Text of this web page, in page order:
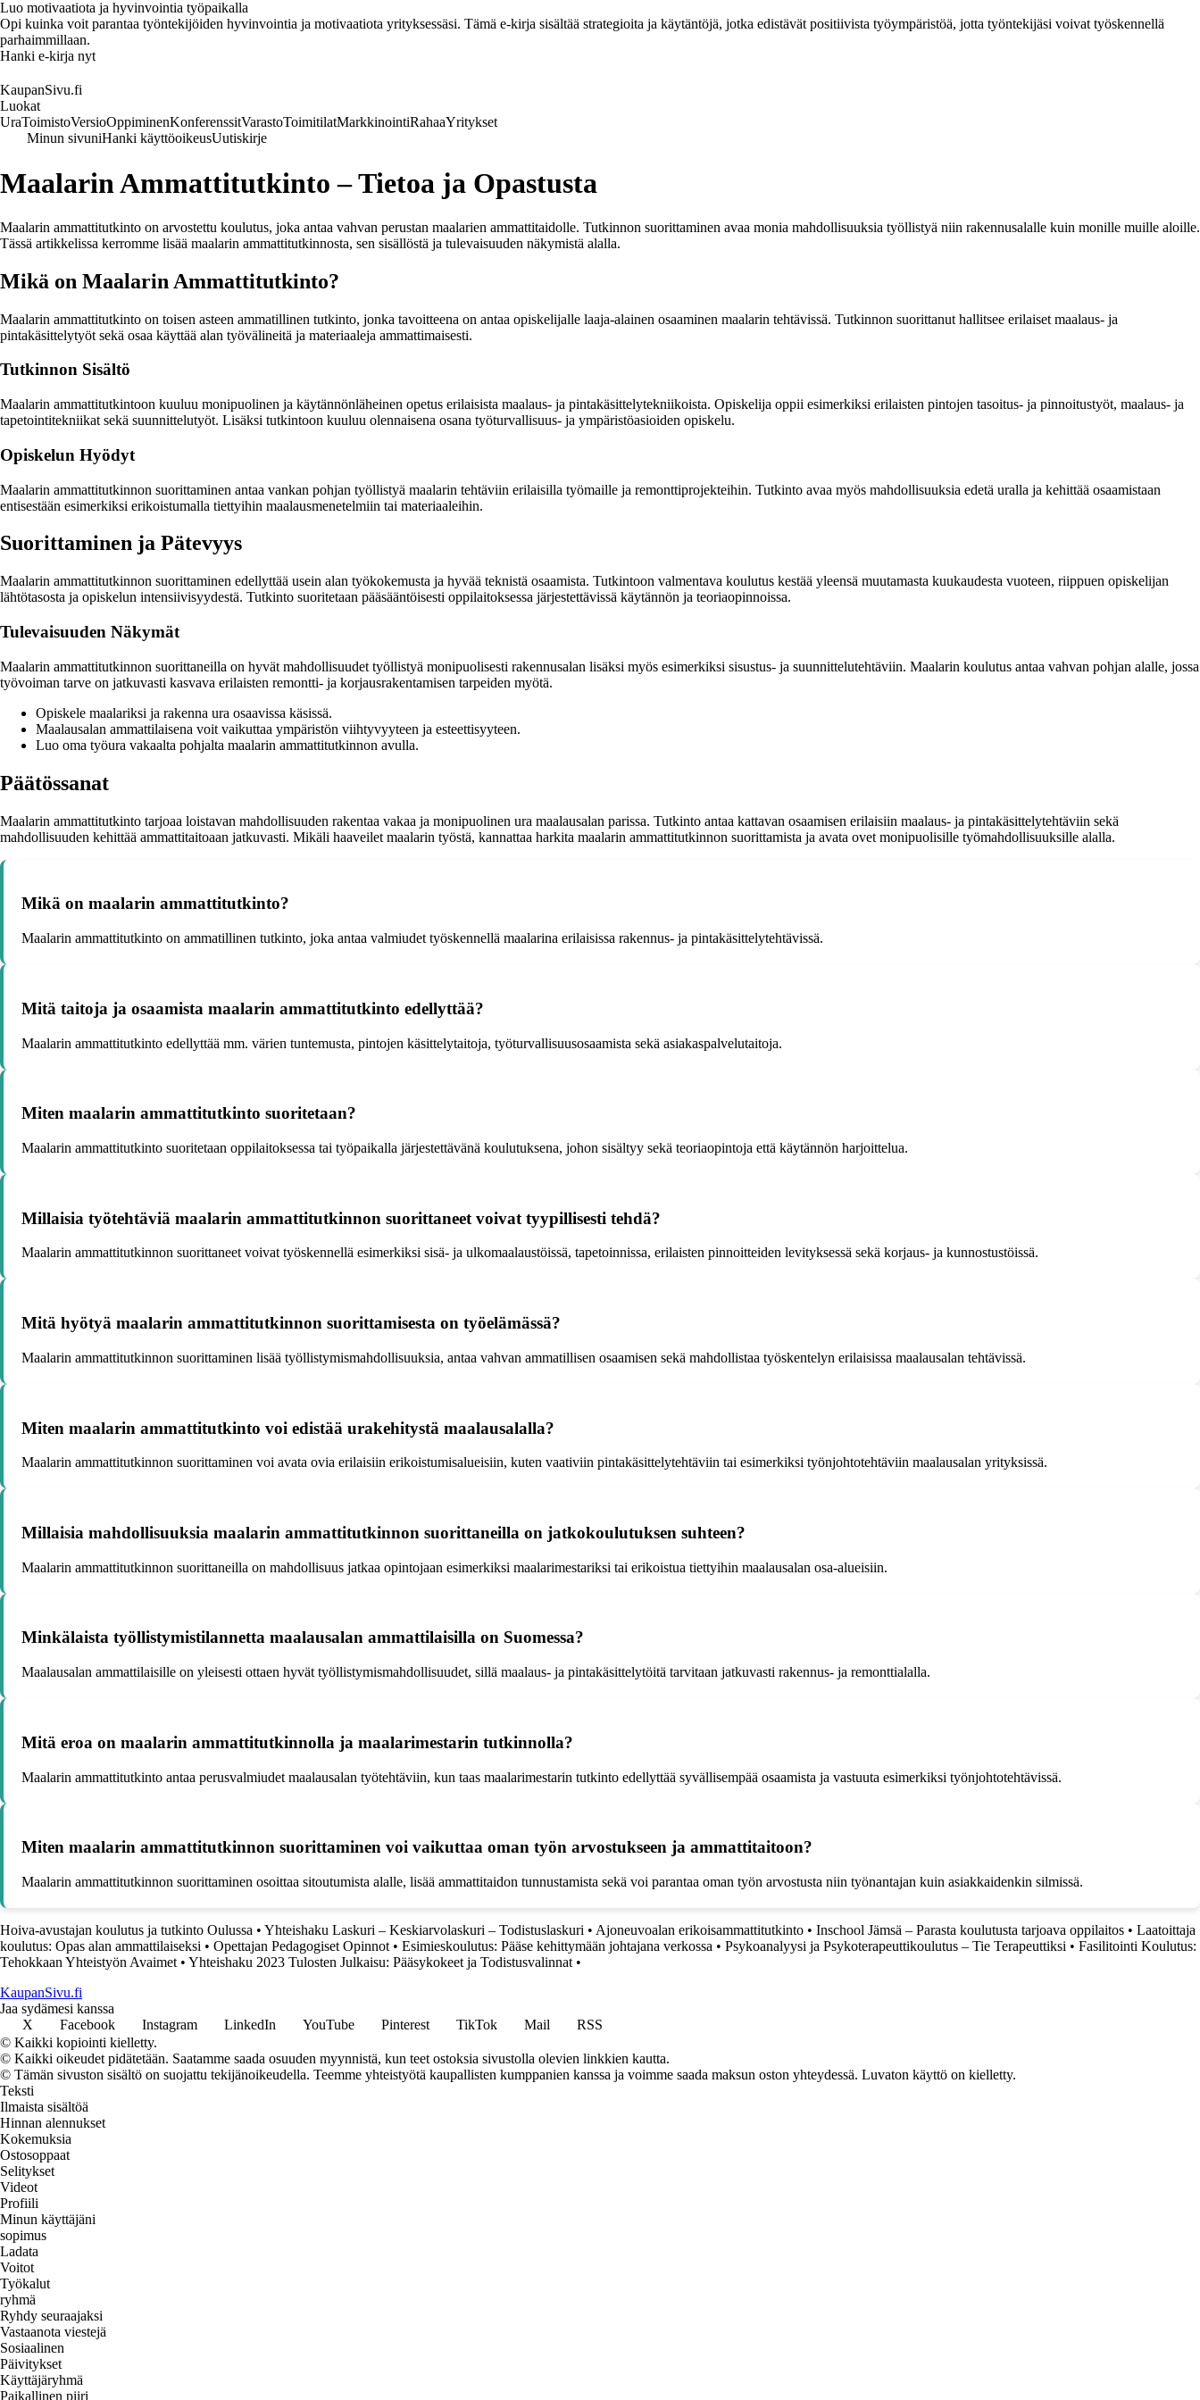
Luo motivaatiota ja hyvinvointia työpaikalla
Opi kuinka voit parantaa työntekijöiden hyvinvointia ja motivaatiota yrityksessäsi. Tämä e-kirja sisältää strategioita ja käytäntöjä, jotka edistävät positiivista työympäristöä, jotta työntekijäsi voivat työskennellä
parhaimmillaan.
Hanki e-kirja nyt
KaupanSivu.fi
Luokat
UraToimistoVersioOppiminenKonferenssitVarastoToimitilatMarkkinointiRahaaYritykset
Minun sivuniHanki käyttöoikeusUutiskirje
Maalarin Ammattitutkinto – Tietoa ja Opastusta
Maalarin ammattitutkinto on arvostettu koulutus, joka antaa vahvan perustan maalarien ammattitaidolle. Tutkinnon suorittaminen avaa monia mahdollisuuksia työllistyä niin rakennusalalle kuin monille muille aloille.
Tässä artikkelissa kerromme lisää maalarin ammattitutkinnosta, sen sisällöstä ja tulevaisuuden näkymistä alalla.
Mikä on Maalarin Ammattitutkinto?
Maalarin ammattitutkinto on toisen asteen ammatillinen tutkinto, jonka tavoitteena on antaa opiskelijalle laaja-alainen osaaminen maalarin tehtävissä. Tutkinnon suorittanut hallitsee erilaiset maalaus- ja
pintakäsittelytyöt sekä osaa käyttää alan työvälineitä ja materiaaleja ammattimaisesti.
Tutkinnon Sisältö
Maalarin ammattitutkintoon kuuluu monipuolinen ja käytännönläheinen opetus erilaisista maalaus- ja pintakäsittelytekniikoista. Opiskelija oppii esimerkiksi erilaisten pintojen tasoitus- ja pinnoitustyöt, maalaus- ja
tapetointitekniikat sekä suunnittelutyöt. Lisäksi tutkintoon kuuluu olennaisena osana työturvallisuus- ja ympäristöasioiden opiskelu.
Opiskelun Hyödyt
Maalarin ammattitutkinnon suorittaminen antaa vankan pohjan työllistyä maalarin tehtäviin erilaisilla työmaille ja remonttiprojekteihin. Tutkinto avaa myös mahdollisuuksia edetä uralla ja kehittää osaamistaan
entisestään esimerkiksi erikoistumalla tiettyihin maalausmenetelmiin tai materiaaleihin.
Suorittaminen ja Pätevyys
Maalarin ammattitutkinnon suorittaminen edellyttää usein alan työkokemusta ja hyvää teknistä osaamista. Tutkintoon valmentava koulutus kestää yleensä muutamasta kuukaudesta vuoteen, riippuen opiskelijan
lähtötasosta ja opiskelun intensiivisyydestä. Tutkinto suoritetaan pääsääntöisesti oppilaitoksessa järjestettävissä käytännön ja teoriaopinnoissa.
Tulevaisuuden Näkymät
Maalarin ammattitutkinnon suorittaneilla on hyvät mahdollisuudet työllistyä monipuolisesti rakennusalan lisäksi myös esimerkiksi sisustus- ja suunnittelutehtäviin. Maalarin koulutus antaa vahvan pohjan alalle, jossa
työvoiman tarve on jatkuvasti kasvava erilaisten remontti- ja korjausrakentamisen tarpeiden myötä.
Opiskele maalariksi ja rakenna ura osaavissa käsissä.
Maalausalan ammattilaisena voit vaikuttaa ympäristön viihtyvyyteen ja esteettisyyteen.
Luo oma työura vakaalta pohjalta maalarin ammattitutkinnon avulla.
Päätössanat
Maalarin ammattitutkinto tarjoaa loistavan mahdollisuuden rakentaa vakaa ja monipuolinen ura maalausalan parissa. Tutkinto antaa kattavan osaamisen erilaisiin maalaus- ja pintakäsittelytehtäviin sekä
mahdollisuuden kehittää ammattitaitoaan jatkuvasti. Mikäli haaveilet maalarin työstä, kannattaa harkita maalarin ammattitutkinnon suorittamista ja avata ovet monipuolisille työmahdollisuuksille alalla.
Mikä on maalarin ammattitutkinto?
Maalarin ammattitutkinto on ammatillinen tutkinto, joka antaa valmiudet työskennellä maalarina erilaisissa rakennus- ja pintakäsittelytehtävissä.
Mitä taitoja ja osaamista maalarin ammattitutkinto edellyttää?
Maalarin ammattitutkinto edellyttää mm. värien tuntemusta, pintojen käsittelytaitoja, työturvallisuusosaamista sekä asiakaspalvelutaitoja.
Miten maalarin ammattitutkinto suoritetaan?
Maalarin ammattitutkinto suoritetaan oppilaitoksessa tai työpaikalla järjestettävänä koulutuksena, johon sisältyy sekä teoriaopintoja että käytännön harjoittelua.
Millaisia työtehtäviä maalarin ammattitutkinnon suorittaneet voivat tyypillisesti tehdä?
Maalarin ammattitutkinnon suorittaneet voivat työskennellä esimerkiksi sisä- ja ulkomaalaustöissä, tapetoinnissa, erilaisten pinnoitteiden levityksessä sekä korjaus- ja kunnostustöissä.
Mitä hyötyä maalarin ammattitutkinnon suorittamisesta on työelämässä?
Maalarin ammattitutkinnon suorittaminen lisää työllistymismahdollisuuksia, antaa vahvan ammatillisen osaamisen sekä mahdollistaa työskentelyn erilaisissa maalausalan tehtävissä.
Miten maalarin ammattitutkinto voi edistää urakehitystä maalausalalla?
Maalarin ammattitutkinnon suorittaminen voi avata ovia erilaisiin erikoistumisalueisiin, kuten vaativiin pintakäsittelytehtäviin tai esimerkiksi työnjohtotehtäviin maalausalan yrityksissä.
Millaisia mahdollisuuksia maalarin ammattitutkinnon suorittaneilla on jatkokoulutuksen suhteen?
Maalarin ammattitutkinnon suorittaneilla on mahdollisuus jatkaa opintojaan esimerkiksi maalarimestariksi tai erikoistua tiettyihin maalausalan osa-alueisiin.
Minkälaista työllistymistilannetta maalausalan ammattilaisilla on Suomessa?
Maalausalan ammattilaisille on yleisesti ottaen hyvät työllistymismahdollisuudet, sillä maalaus- ja pintakäsittelytöitä tarvitaan jatkuvasti rakennus- ja remonttialalla.
Mitä eroa on maalarin ammattitutkinnolla ja maalarimestarin tutkinnolla?
Maalarin ammattitutkinto antaa perusvalmiudet maalausalan työtehtäviin, kun taas maalarimestarin tutkinto edellyttää syvällisempää osaamista ja vastuuta esimerkiksi työnjohtotehtävissä.
Miten maalarin ammattitutkinnon suorittaminen voi vaikuttaa oman työn arvostukseen ja ammattitaitoon?
Maalarin ammattitutkinnon suorittaminen osoittaa sitoutumista alalle, lisää ammattitaidon tunnustamista sekä voi parantaa oman työn arvostusta niin työnantajan kuin asiakkaidenkin silmissä.
Hoiva-avustajan koulutus ja tutkinto Oulussa • Yhteishaku Laskuri – Keskiarvolaskuri – Todistuslaskuri • Ajoneuvoalan erikoisammattitutkinto • Inschool Jämsä – Parasta koulutusta tarjoava oppilaitos • Laatoittaja
koulutus: Opas alan ammattilaiseksi • Opettajan Pedagogiset Opinnot • Esimieskoulutus: Pääse kehittymään johtajana verkossa • Psykoanalyysi ja Psykoterapeuttikoulutus – Tie Terapeuttiksi • Fasilitointi Koulutus:
Tehokkaan Yhteistyön Avaimet • Yhteishaku 2023 Tulosten Julkaisu: Pääsykokeet ja Todistusvalinnat •
KaupanSivu.fi
Jaa sydämesi kanssa
X
Facebook Instagram LinkedIn YouTube Pinterest TikTok Mail
RSS
© Kaikki kopiointi kielletty.
© Kaikki oikeudet pidätetään. Saatamme saada osuuden myynnistä, kun teet ostoksia sivustolla olevien linkkien kautta.
© Tämän sivuston sisältö on suojattu tekijänoikeudella. Teemme yhteistyötä kaupallisten kumppanien kanssa ja voimme saada maksun oston yhteydessä. Luvaton käyttö on kielletty.
Teksti
Ilmaista sisältöä
Hinnan alennukset
Kokemuksia
Ostosoppaat
Selitykset
Videot
Profiili
Minun käyttäjäni
sopimus
Ladata
Voitot
Työkalut
ryhmä
Ryhdy seuraajaksi
Vastaanota viestejä
Sosiaalinen
Päivitykset
Käyttäjäryhmä
Paikallinen piiri